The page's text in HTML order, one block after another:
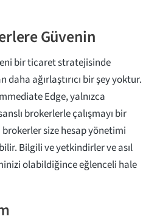
Güvenin
bir ticaret stratejisinde
ağırlaştırıcı bir şey yoktur.
Edge, yalnızca
brokerlerle çalışmayı bir
size hesap yönetimi
Bilgili ve yetkindirler ve asıl
olabildiğince eğlenceli hale